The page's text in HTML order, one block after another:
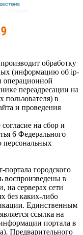
обработку
(информацию об ip-
операционной
переадресации на
пользователя) в
и проведения
на сбор и
6 Федерального
персональных
городского
воспроизведены в
на серверах сети
без каких-либо
Единственным
ссылка на
портала в
Предварительного